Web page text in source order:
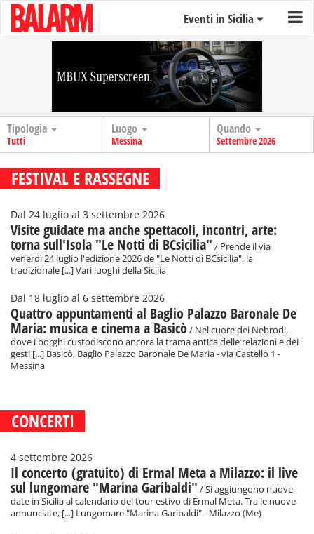
Eventi in Sicilia
Tipologia
Tutti
Luogo
Messina
Quando
Settembre 2026
FESTIVAL E RASSEGNE
Dal 24 luglio al 3 settembre 2026
Visite guidate ma anche spettacoli, incontri, arte:
torna sull'Isola "Le Notti di BCsicilia" / Prende il via
venerdì 24 luglio l'edizione 2026 de "Le Notti di BCsicilia", la
tradizionale [...] Vari luoghi della Sicilia
Dal 18 luglio al 6 settembre 2026
Quattro appuntamenti al Baglio Palazzo Baronale De
Maria: musica e cinema a Basicò/ Nel cuore dei Nebrodi,
dove i borghi custodiscono ancora la trama antica delle relazioni e dei
gesti [...] Basicò, Baglio Palazzo Baronale De Maria - via Castello 1 -
Messina
CONCERTI
4 settembre 2026
Il concerto (gratuito) di Ermal Meta a Milazzo: il live
sul lungomare "Marina Garibaldi" / Si aggiungono nuove
date in Sicilia al calendario del tour estivo di Ermal Meta. Tra le nuove
annunciate, [...] Lungomare "Marina Garibaldi" - Milazzo (Me)